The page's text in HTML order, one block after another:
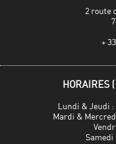
2 route
+
HORAIRES
Lundi & Jeudi :
Mardi &
Samedi